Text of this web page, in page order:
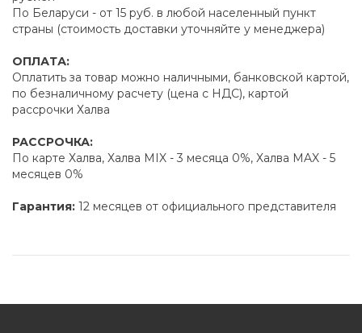
По Беларуси - от 15 руб. в любой населенный пункт
страны (стоимость доставки уточняйте у менеджера)
ОПЛАТА:
Оплатить за товар можно наличными, банковской картой,
по безналичному расчету (цена с НДС), картой
рассрочки Халва
РАССРОЧКА:
По карте Халва, Халва MIX - 3 месяца 0%, Халва MAX - 5
месяцев 0%
Гарантия: 12 месяцев от официального представителя